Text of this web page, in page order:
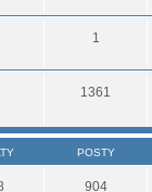
1
1361
POSTY
904